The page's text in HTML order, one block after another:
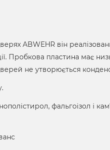
ABWEHR він
Пробкова пластина має
не утворюється
фальгоізол і